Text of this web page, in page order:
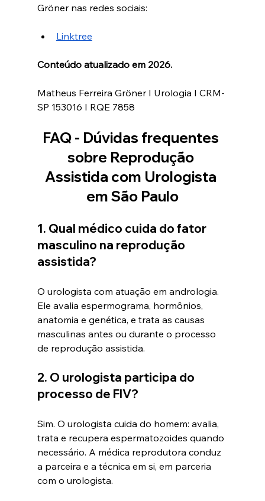
Gröner nas redes sociais:
Linktree
Conteúdo atualizado em 2026.
Matheus Ferreira Gröner I Urologia I CRM-
SP 153016 I RQE 7858
FAQ - Dúvidas frequentes
sobre Reprodução
Assistida com Urologista
em São Paulo
1. Qual médico cuida do fator
masculino na reprodução
assistida?
O urologista com atuação em andrologia.
Ele avalia espermograma, hormônios,
anatomia e genética, e trata as causas
masculinas antes ou durante o processo
de reprodução assistida.
2. O urologista participa do
processo de FIV?
Sim. O urologista cuida do homem: avalia,
trata e recupera espermatozoides quando
necessário. A médica reprodutora conduz
a parceira e a técnica em si, em parceria
com o urologista.